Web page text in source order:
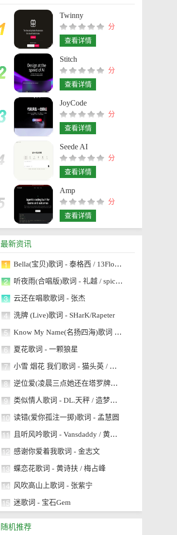
Twinny
分
查看详情
Stitch
分
查看详情
JoyCode
分
查看详情
Seede AI
分
查看详情
Amp
分
查看详情
最新资讯
1 Bella(宝贝)歌词 - 泰格西 / 13FlowMic / cLoner23
2 听夜雨(合唱版)歌词 - 礼越 / spicy_Puff
3 云还在唱歌歌词 - 张杰
4 洗牌 (Live)歌词 - SHarK/Rapeter
5 Know My Name(名扬四海)歌词 - Vinz-T / MacDiego迪椰果
6 夏花歌词 - 一颗狼星
7 小雪 烟花 我们歌词 - 猫头英 / 小鹿bobo_
8 逆位爱(凌晨三点她还在塔罗牌里找答案)歌词 - 万乐体 / 鱼骨妹
9 类似情人歌词 - DL.天秤 / 造梦师DreamMaker
10 读错(爱你孤注一掷)歌词 - 孟慧圆
11 且听风吟歌词 - Vansdaddy / 黄之仪Kyra Zilver
12 感谢你爱着我歌词 - 金志文
13 蝶恋花歌词 - 黄诗扶 / 梅占峰
14 风吹高山上歌词 - 张紫宁
15 迷歌词 - 宝石Gem
随机推荐